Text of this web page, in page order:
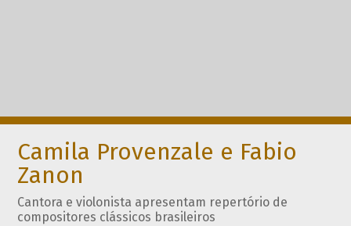
Camila Provenzale e Fabio
Zanon
Cantora e violonista apresentam repertório de
compositores clássicos brasileiros